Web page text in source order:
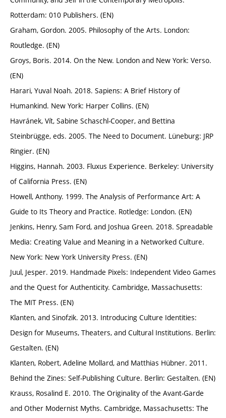
Rotterdam: 010 Publishers. (EN)
Graham, Gordon. 2005. Philosophy of the Arts. London:
Routledge. (EN)
Groys, Boris. 2014. On the New. London and New York: Verso.
(EN)
Harari, Yuval Noah. 2018. Sapiens: A Brief History of
Humankind. New York: Harper Collins. (EN)
Havránek, Vít, Sabine Schaschl-Cooper, and Bettina
Steinbrügge, eds. 2005. The Need to Document. Lüneburg: JRP
Ringier. (EN)
Higgins, Hannah. 2003. Fluxus Experience. Berkeley: University
of California Press. (EN)
Howell, Anthony. 1999. The Analysis of Performance Art: A
Guide to Its Theory and Practice. Rotledge: London. (EN)
Jenkins, Henry, Sam Ford, and Joshua Green. 2018. Spreadable
Media: Creating Value and Meaning in a Networked Culture.
New York: New York University Press. (EN)
Juul, Jesper. 2019. Handmade Pixels: Independent Video Games
and the Quest for Authenticity. Cambridge, Massachusetts:
The MIT Press. (EN)
Klanten, and Sinofzik. 2013. Introducing Culture Identities:
Design for Museums, Theaters, and Cultural Institutions. Berlin:
Gestalten. (EN)
Klanten, Robert, Adeline Mollard, and Matthias Hübner. 2011.
Behind the Zines: Self-Publishing Culture. Berlin: Gestalten. (EN)
Krauss, Rosalind E. 2010. The Originality of the Avant-Garde
and Other Modernist Myths. Cambridge, Massachusetts: The